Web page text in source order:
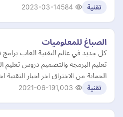
تقنية 2023-03-14
الصباغ للمعلوميات
كل جديد في عالم التقنية العاب
تعليم البرمجة والتصميم دروس تعليم
الحماية من الاختراق اخر اخبار التقنية
تقنية 2021-06-19